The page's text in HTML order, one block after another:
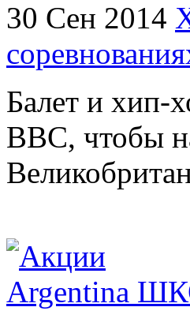
30 Сен 2014
Балет и хип-
BBC, чтобы
Argentina